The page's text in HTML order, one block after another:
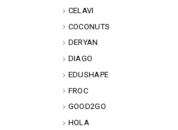
CELAVI
COCONUTS
DERYAN
DIAGO
EDUSHAPE
FROC
GOOD2GO
HOLA